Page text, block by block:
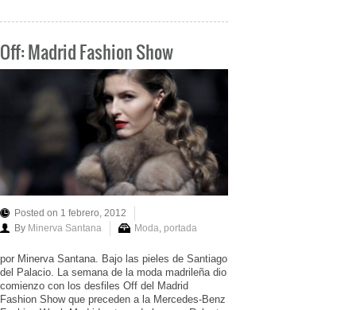
Off: Madrid Fashion Show
Posted on 1 febrero, 2012
By Minerva Santana Moda, portada
por Minerva Santana. Bajo las pieles de Santiago
del Palacio. La semana de la moda madrileña dio
comienzo con los desfiles Off del Madrid
Fashion Show que preceden a la Mercedes-Benz